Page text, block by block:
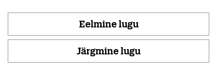
Eelmine lugu
Järgmine lugu